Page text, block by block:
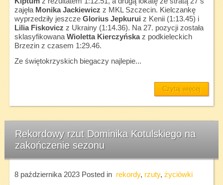
zajęła Monika Jackiewicz z MKL Szczecin. Kielczankę
wyprzedziły jeszcze Glorius Jepkurui z Kenii (1:13.45) i
Lilia Fiskovicz z Ukrainy (1:14.36). Na 27. pozycji została
sklasyfikowana Wioletta Kierczyńskaz podkieleckich
Brzezin z czasem 1:29.46.
Ze świętokrzyskich biegaczy najlepie...
Czytaj więcej
Rekordowy rzut Dominika Kotulskiego na
zakończenie sezonu
8 października 2023Posted in rekordy, rzuty, życiówki